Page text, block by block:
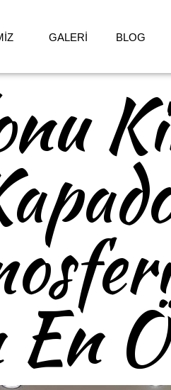
GALERİ BLOG
En